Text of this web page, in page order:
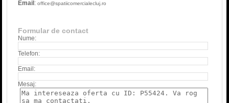
Email :office@spatiicomercialecluj.ro
Formular de contact
Nume:
Telefon:
Email:
Mesaj: